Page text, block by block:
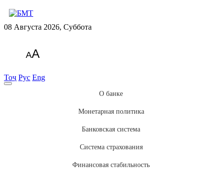
08 Августа 2026, Суббота
AA
Тоҷ Рус Eng
О банке
Монетарная политика
Банковская система
Система страхования
Финансовая стабильность